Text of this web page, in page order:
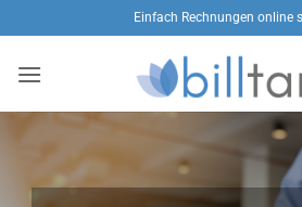
Inhalt
springen
Einfach Rechnungen online